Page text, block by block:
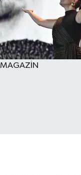
MAGAZİN